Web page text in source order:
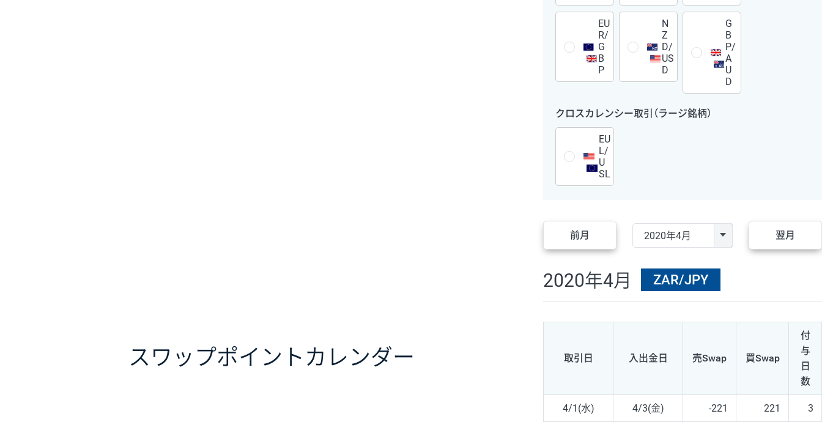
スワップポイント カレンダー
EU
R/
G
B
P
N
Z
D/
US
D
G
B
P/
A
U
D
クロスカレンシー取引（ラージ銘柄）
EU
L/
U
SL
前月 翌月
2020年4月 ZAR/JPY
取引日 入出金日 売Swap 買Swap
付
与
日
数
4/1(水) 4/3(金) -221 221 3